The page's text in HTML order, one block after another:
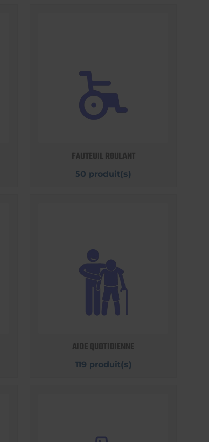
FAUTEUIL ROULANT
50 produit(s)
AIDE QUOTIDIENNE
119 produit(s)